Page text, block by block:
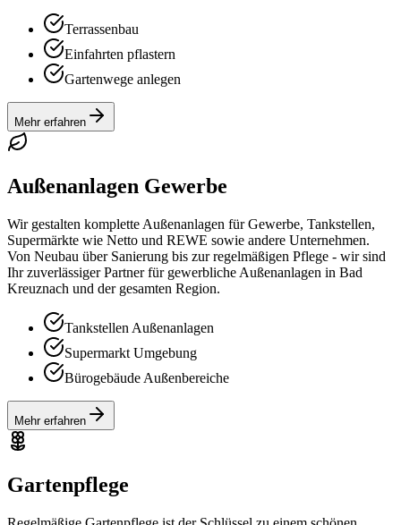
Terrassenbau
Einfahrten pflastern
Gartenwege anlegen
Mehr erfahren
Außenanlagen Gewerbe
Wir gestalten komplette Außenanlagen für Gewerbe, Tankstellen,
Supermärkte wie Netto und REWE sowie andere Unternehmen.
Von Neubau über Sanierung bis zur regelmäßigen Pflege - wir sind
Ihr zuverlässiger Partner für gewerbliche Außenanlagen in Bad
Kreuznach und der gesamten Region.
Tankstellen Außenanlagen
Supermarkt Umgebung
Bürogebäude Außenbereiche
Mehr erfahren
Gartenpflege